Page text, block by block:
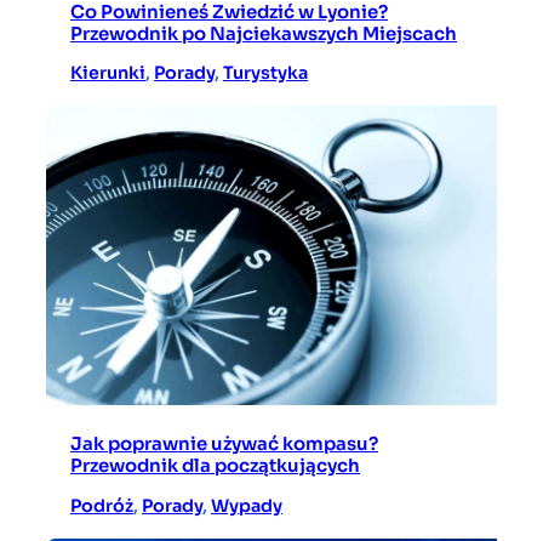
Co Powinieneś Zwiedzić w Lyonie?
Przewodnik po Najciekawszych Miejscach
Kierunki, Porady, Turystyka
Jak poprawnie używać kompasu?
Przewodnik dla początkujących
Podróż, Porady, Wypady